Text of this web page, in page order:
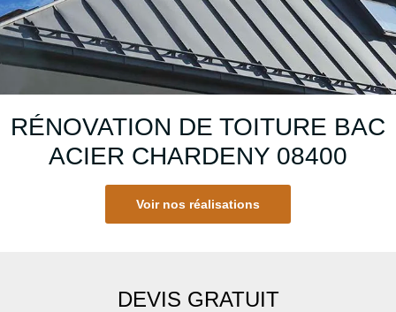
RÉNOVATION DE TOITURE BAC
ACIER CHARDENY 08400
Voir nos réalisations
DEVIS GRATUIT